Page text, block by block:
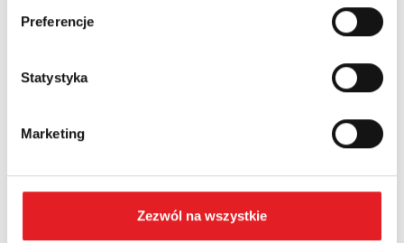
Preferencje
Statystyka
Marketing
Zezwól na wszystkie
Country:
Contents: *
I consent to the processing of my personal data by